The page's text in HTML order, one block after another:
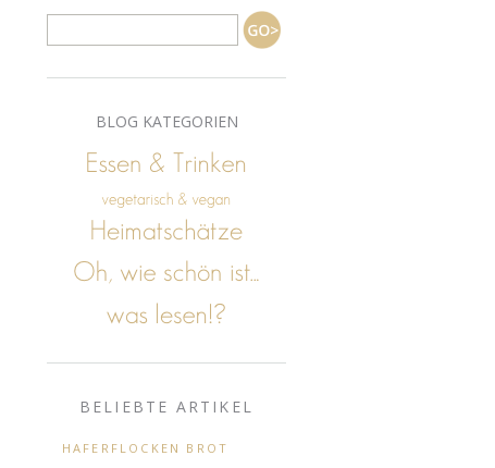
BLOG KATEGORIEN
BELIEBTE ARTIKEL
HAFERFLOCKEN BROT